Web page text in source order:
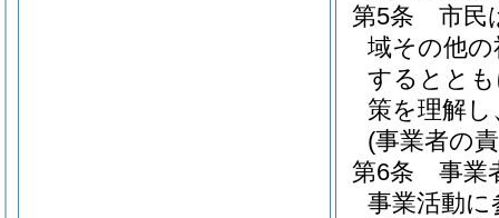
第5条
市民
域その他
するとと
策を理解
(事業者の
第6条
事業
事業活動